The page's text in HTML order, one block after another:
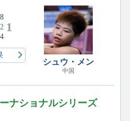
1
シュウ・メン
中国
ナショナルシリーズ